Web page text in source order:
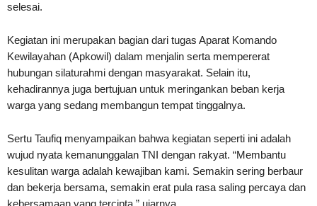
selesai.
Kegiatan ini merupakan bagian dari tugas Aparat Komando
Kewilayahan (Apkowil) dalam menjalin serta mempererat
hubungan silaturahmi dengan masyarakat. Selain itu,
kehadirannya juga bertujuan untuk meringankan beban kerja
warga yang sedang membangun tempat tinggalnya.
Sertu Taufiq menyampaikan bahwa kegiatan seperti ini adalah
wujud nyata kemanunggalan TNI dengan rakyat. “Membantu
kesulitan warga adalah kewajiban kami. Semakin sering berbaur
dan bekerja bersama, semakin erat pula rasa saling percaya dan